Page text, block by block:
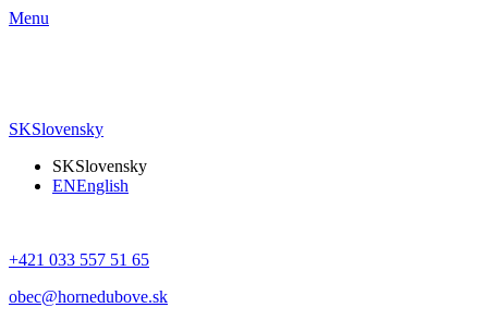
Menu
SKSlovensky
SKSlovensky
ENEnglish
+421 033 557 51 65
obec@hornedubove.sk